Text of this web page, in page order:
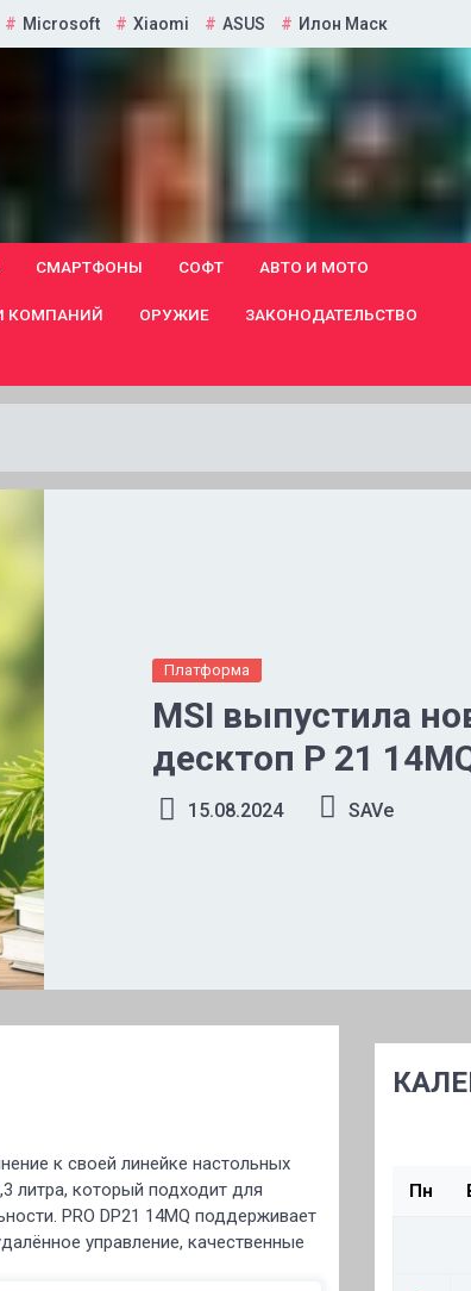
Microsoft Xiaomi ASUS Илон Маск
СМАРТФОНЫ СОФТ АВТО И МОТО
КОМПАНИЙ ОРУЖИЕ ЗАКОНОДАТЕЛЬСТВО
Платформа
MSI выпустила
десктоп P 21
15.08.2024 SAVe
к своей линейке настольных
литра, который подходит для
PRO DP21 14MQ поддерживает
управление, качественные
Пн